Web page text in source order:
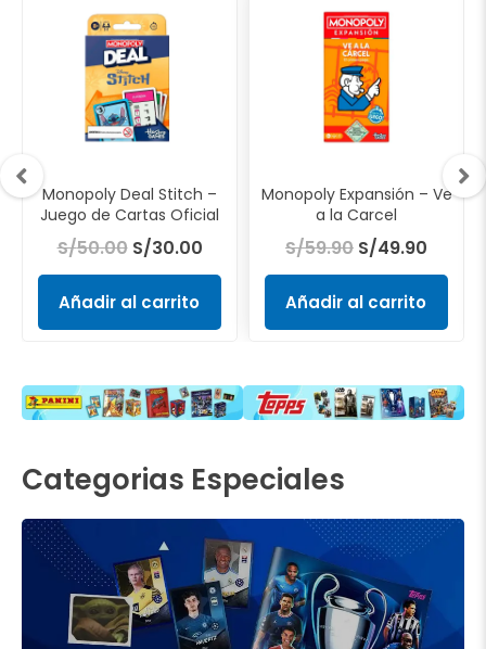
Monopoly Deal Stitch –
Juego de Cartas Oficial
S/50.00
original
era:
S/50.00.
S/30.00
Añadir al carrito
Monopoly Expansión – Ve
a la Carcel
S/59.90
precio
original
era:
S/59.90.
S/49.90
Añadir al carrito
Categorias Especiales